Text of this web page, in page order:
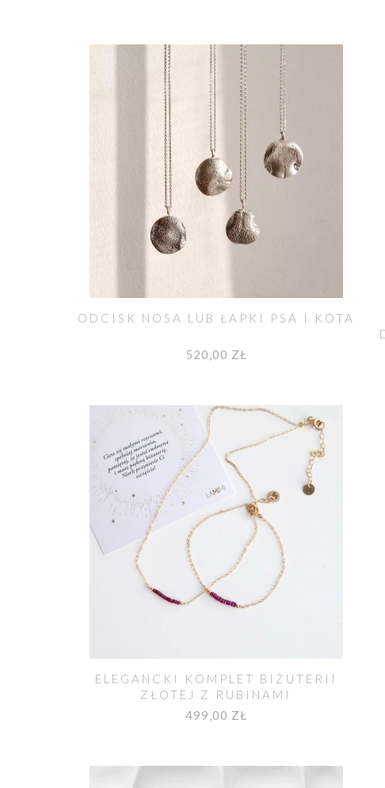
ODCISK NOSA LUB ŁAPKI PSA I KOTA
520,00 ZŁ
ELEGANCKI KOMPLET BIŻUTERII
ZŁOTEJ Z RUBINAMI
499,00 ZŁ